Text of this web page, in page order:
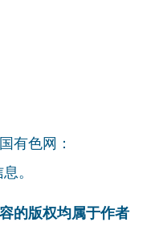
有色网：
。
的版权均属于作者